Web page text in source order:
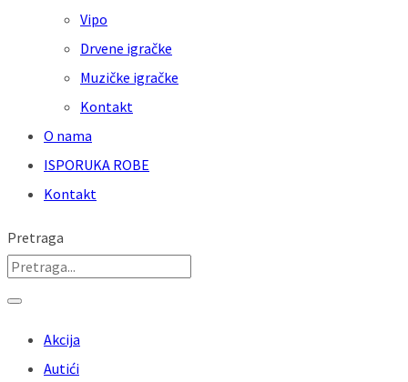
Vipo
Drvene igračke
Muzičke igračke
Kontakt
O nama
ISPORUKA ROBE
Kontakt
Pretraga
Akcija
Autići